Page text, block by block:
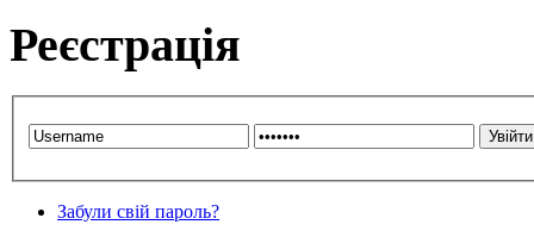
Реєстрація
Забули свій пароль?